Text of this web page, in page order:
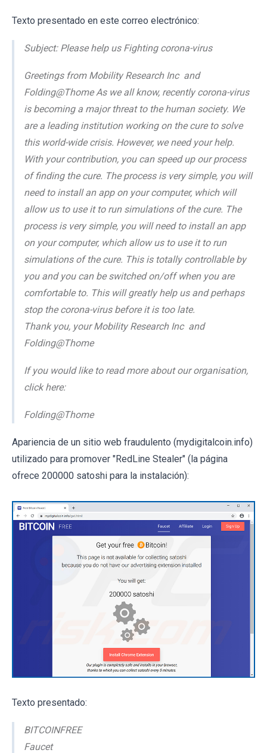
Texto presentado en este correo electrónico:
Subject: Please help us Fighting corona-virus
Greetings from Mobility Research Inc and
Folding@Thome As we all know, recently corona-virus
is becoming a major threat to the human society. We
are a leading institution working on the cure to solve
this world-wide crisis. However, we need your help.
With your contribution, you can speed up our process
of finding the cure. The process is very simple, you will
need to install an app on your computer, which will
allow us to use it to run simulations of the cure. The
process is very simple, you will need to install an app
on your computer, which allow us to use it to run
simulations of the cure. This is totally controllable by
you and you can be switched on/off when you are
comfortable to. This will greatly help us and perhaps
stop the corona-virus before it is too late.
Thank you, your Mobility Research Inc and
Folding@Thome
If you would like to read more about our organisation,
click here:
Folding@Thome
Apariencia de un sitio web fraudulento (mydigitalcoin.info)
utilizado para promover "RedLine Stealer" (la página
ofrece 200000 satoshi para la instalación):
Texto presentado:
BITCOINFREE
Faucet